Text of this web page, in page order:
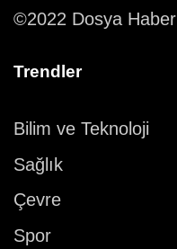
©2022 Dosya Haber
Trendler
Bilim ve Teknoloji
Sağlık
Çevre
Spor